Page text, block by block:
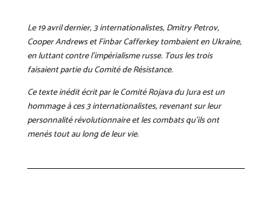
Le 19 avril dernier, 3 internationalistes, Dmitry Petrov,
Cooper Andrews et Finbar Cafferkey tombaient en Ukraine,
en luttant contre l’impérialisme russe. Tous les trois
faisaient partie du Comité de Résistance.
Ce texte inédit écrit par le Comité Rojava du Jura est un
hommage à ces 3 internationalistes, revenant sur leur
personnalité révolutionnaire et les combats qu’ils ont
menés tout au long de leur vie.